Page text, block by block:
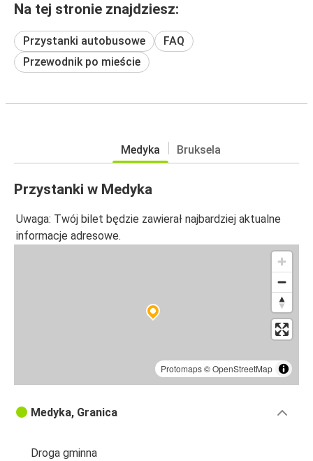
Na tej stronie znajdziesz:
Przystanki autobusowe
FAQ
Przewodnik po mieście
Medyka Bruksela
Przystanki w Medyka
Uwaga: Twój bilet będzie zawierał najbardziej aktualne
informacje adresowe.
Protomaps©OpenStreetMap
Medyka, Granica
Droga gminna